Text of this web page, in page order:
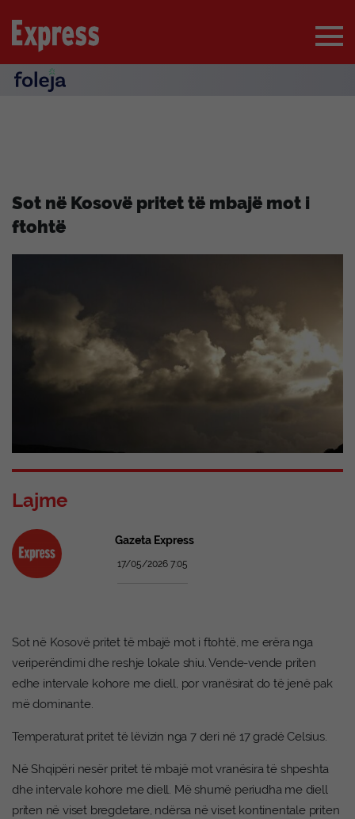
Sot në Kosovë pritet të mbajë mot i
ftohtë
Lajme
Gazeta Express
17/05/2026 7:05
Sot në Kosovë pritet të mbajë mot i ftohtë, me erëra nga
veriperëndimi dhe reshje lokale shiu. Vende-vende priten
edhe intervale kohore me diell, por vranësirat do të jenë pak
më dominante.
Temperaturat pritet të lëvizin nga 7 deri në 17 gradë Celsius.
Në Shqipëri nesër pritet të mbajë mot vranësira të shpeshta
dhe intervale kohore me diell. Më shumë periudha me diell
priten në viset bregdetare, ndërsa në viset kontinentale priten